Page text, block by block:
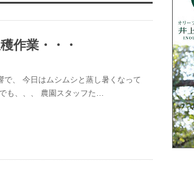
作業・・・
で、 今日はムシムシと蒸し暑くなって
も、、、 農園スタッフた…